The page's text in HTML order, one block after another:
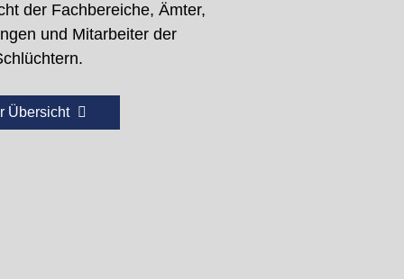
der Fachbereiche, Ämter,
und Mitarbeiter der
Übersicht